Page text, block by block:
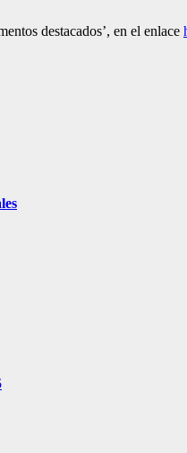
destacados’, en el enlace